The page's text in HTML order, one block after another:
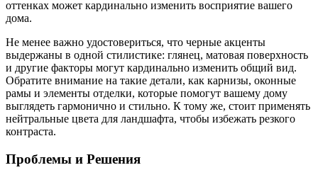
оттенках может кардинально изменить восприятие вашего
дома.
Не менее важно удостовериться, что черные акценты
выдержаны в одной стилистике: глянец, матовая поверхность
и другие факторы могут кардинально изменить общий вид.
Обратите внимание на такие детали, как карнизы, оконные
рамы и элементы отделки, которые помогут вашему дому
выглядеть гармонично и стильно. К тому же, стоит применять
нейтральные цвета для ландшафта, чтобы избежать резкого
контраста.
Проблемы и Решения